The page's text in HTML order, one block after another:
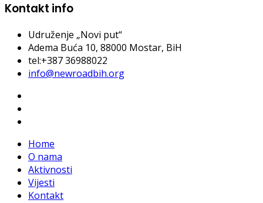
Kontakt info
Udruženje „Novi put“
Adema Buća 10, 88000 Mostar, BiH
tel:+387 36988022
info@newroadbih.org
Home
O nama
Aktivnosti
Vijesti
Kontakt